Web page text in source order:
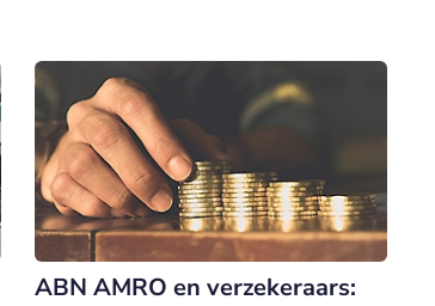
ABN AMRO en verzekeraars: